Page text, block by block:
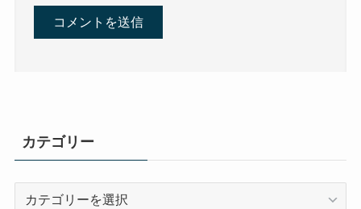
カテゴリー